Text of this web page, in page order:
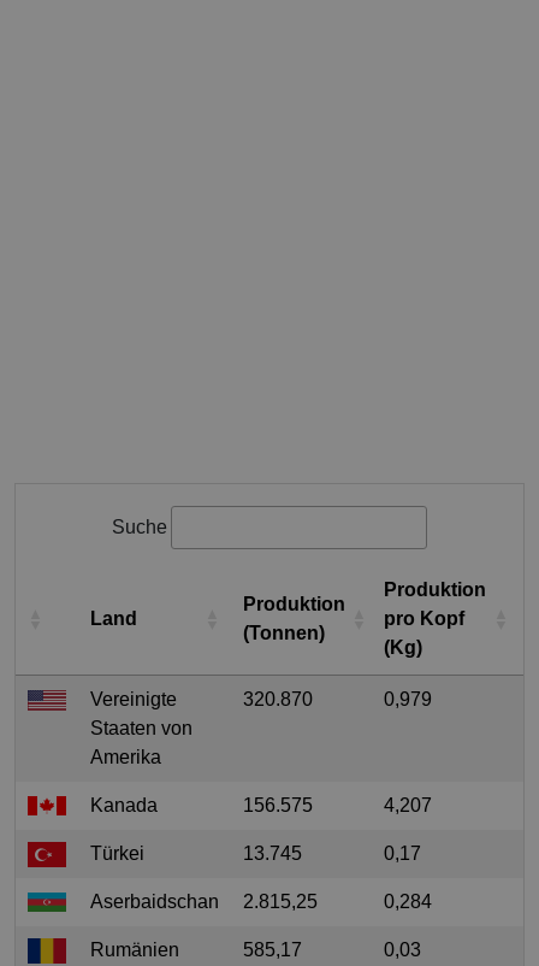
Suche
Land
Produktion
(Tonnen)
Produktion
pro Kopf
(Kg)
Vereinigte
Staaten von
Amerika
320.870 0,979
Kanada 156.575 4,207
Türkei 13.745 0,17
Aserbaidschan 2.815,25 0,284
Rumänien 585,17 0,03